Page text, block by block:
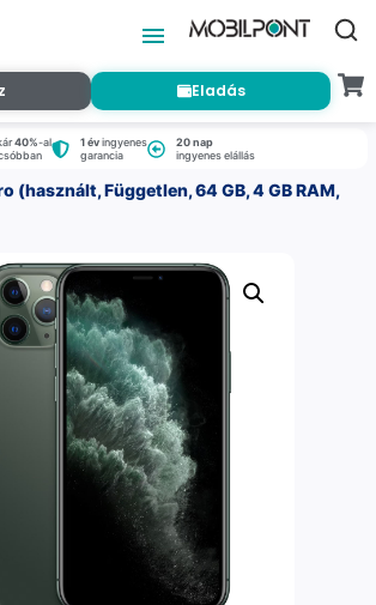
Eladás
40%-al
1 évingyenes
garancia
20 nap
ingyenes elállás
(használt, Független, 64 GB, 4 GB RAM,